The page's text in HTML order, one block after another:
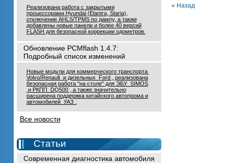
Реализована работа с закрытыми
процессорами Hyundai (Elantra, Staria),
отключение AHLS/TPMS по дампу, а также
добавлены новые панели и более 40 версий
FLASH для безопасной коррекции одометров.
Обновление PCMflash 1.4.7:
Подробный список изменений
Новые модули для коммерческого транспорта
Volvo/Renault и дизельных Ford , реализована
безопасная работа "на столе" для ЭБУ SIMOS
и РКПП DQ500 , а также значительно
расширена поддержка китайского автопрома и
автомобилей УАЗ .
Все новости
Статьи
Современная диагностика автомобиля
« Назад